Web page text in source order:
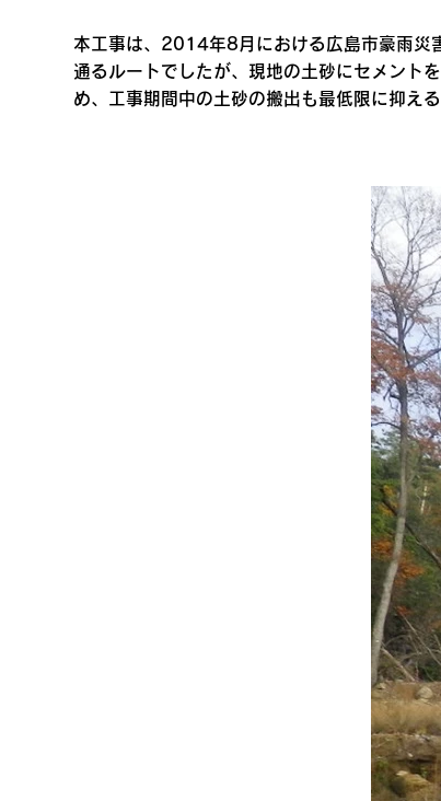
本工事は、2014年8月における広島市豪雨災
通るルートでしたが、現地の土砂にセメント
め、工事期間中の土砂の搬出も最低限に抑え